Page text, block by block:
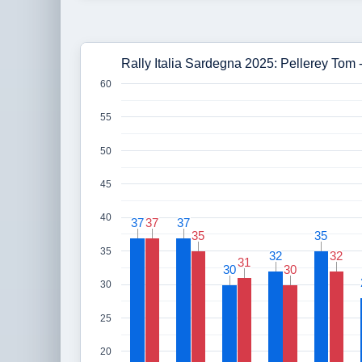
Rally Italia Sardegna 2025: Pellerey Tom
20
25
30
35
40
45
50
55
60
37
37 37
37
30
30
32
32
35
35
37
37
35
35
31
31
30
30
32
32